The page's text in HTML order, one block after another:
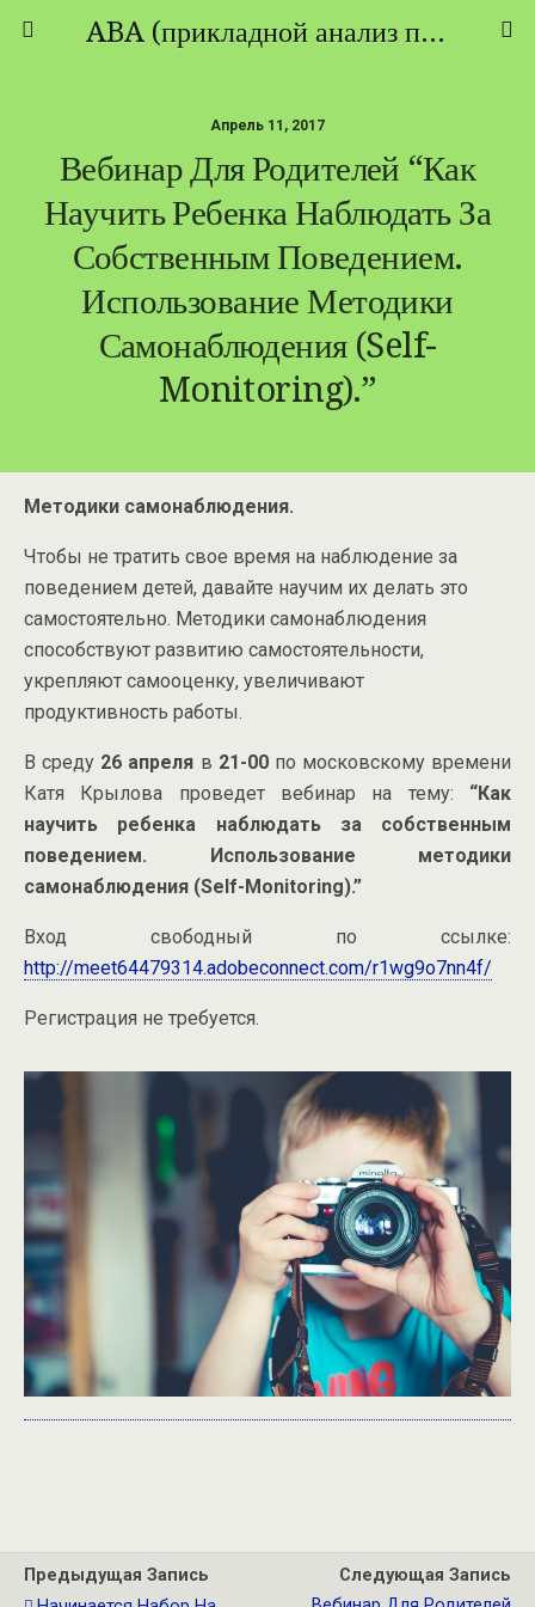
ABA (прикладной анализ поведения) - ТЕОРИЯ И ПРАКТИКА
Апрель 11, 2017
Вебинар Для Родителей “Как
Научить Ребенка Наблюдать За
Собственным Поведением.
Использование Методики
Самонаблюдения (Self-
Monitoring).”
Методики самонаблюдения.
Чтобы не тратить свое время на наблюдение за
поведением детей, давайте научим их делать это
самостоятельно. Методики самонаблюдения
способствуют развитию самостоятельности,
укрепляют самооценку, увеличивают
продуктивность работы.
В среду 26 апреля в 21-00по московскому времени
Катя Крылова проведет вебинар на тему: “Как
научить ребенка наблюдать за собственным
поведением. Использование методики
самонаблюдения (Self-Monitoring).”
Вход свободный по ссылке:
http://meet64479314.adobeconnect.com/r1wg9o7nn4f/
Регистрация не требуется.
Предыдущая Запись
Следующая Запись